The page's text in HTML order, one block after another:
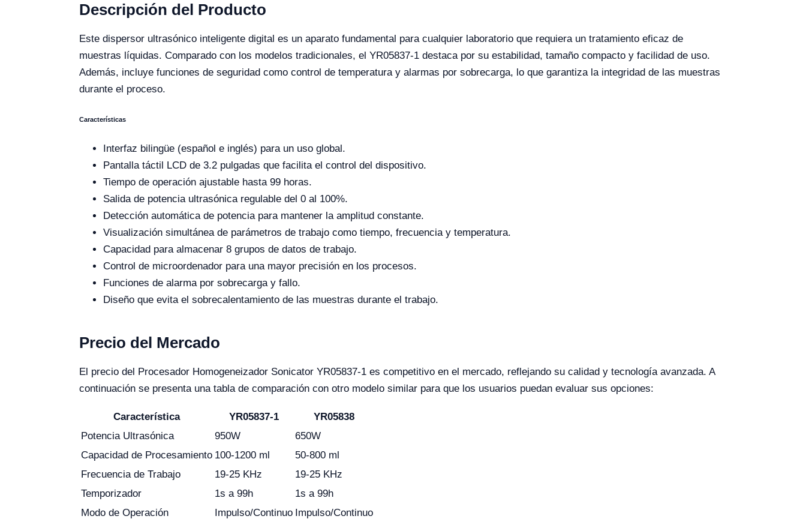
Descripción del Producto
Este dispersor ultrasónico inteligente digital es un aparato fundamental para cualquier laboratorio que requiera un tratamiento eficaz de
muestras líquidas. Comparado con los modelos tradicionales, el YR05837-1 destaca por su estabilidad, tamaño compacto y facilidad de uso.
Además, incluye funciones de seguridad como control de temperatura y alarmas por sobrecarga, lo que garantiza la integridad de las muestras
durante el proceso.
Características
Interfaz bilingüe (español e inglés) para un uso global.
Pantalla táctil LCD de 3.2 pulgadas que facilita el control del dispositivo.
Tiempo de operación ajustable hasta 99 horas.
Salida de potencia ultrasónica regulable del 0 al 100%.
Detección automática de potencia para mantener la amplitud constante.
Visualización simultánea de parámetros de trabajo como tiempo, frecuencia y temperatura.
Capacidad para almacenar 8 grupos de datos de trabajo.
Control de microordenador para una mayor precisión en los procesos.
Funciones de alarma por sobrecarga y fallo.
Diseño que evita el sobrecalentamiento de las muestras durante el trabajo.
Precio del Mercado
El precio del Procesador Homogeneizador Sonicator YR05837-1 es competitivo en el mercado, reflejando su calidad y tecnología avanzada. A
continuación se presenta una tabla de comparación con otro modelo similar para que los usuarios puedan evaluar sus opciones:
Característica YR05837-1
YR05838
Potencia Ultrasónica
950W
650W
Capacidad de Procesamiento 100-1200 ml
50-800 ml
Frecuencia de Trabajo
19-25 KHz
19-25 KHz
Temporizador
1s a 99h
1s a 99h
Modo de Operación
Impulso/Continuo Impulso/Continuo